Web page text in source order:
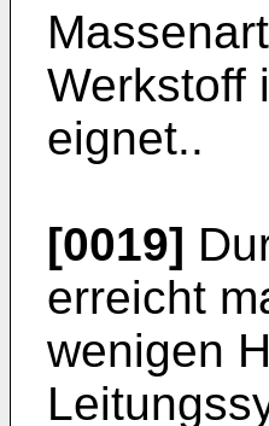
Werkstoff
eignet..
[0019]
erreicht
wenigen